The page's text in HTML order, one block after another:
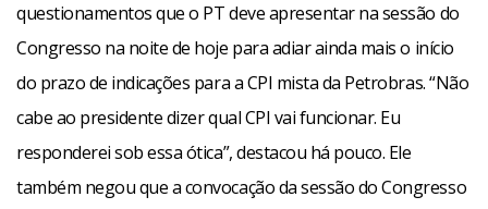
questionamentos que o PT deve apresentar na sessão do
Congresso na noite de hoje para adiar ainda mais o início
do prazo de indicações para a CPI mista da Petrobras. “Não
cabe ao presidente dizer qual CPI vai funcionar. Eu
responderei sob essa ótica”, destacou há pouco. Ele
também negou que a convocação da sessão do Congresso